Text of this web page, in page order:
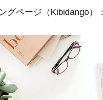
ページ（Kibidango）：